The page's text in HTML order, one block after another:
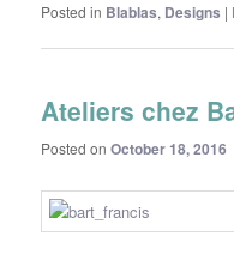
Posted in Blablas, Designs |
Ateliers chez
Posted onOctober 18, 2016